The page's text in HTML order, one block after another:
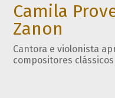
Camila
Zanon
Cantora e violonista
compositores